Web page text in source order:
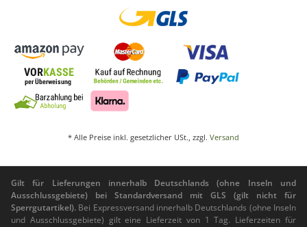
* Alle Preise inkl. gesetzlicher USt., zzgl. Versand
Gilt für Lieferungen innerhalb Deutschlands (ohne Inseln und
Ausschlussgebiete) bei Standardversand mit GLS (gilt nicht für
Sperrgutartikel). Bei Expressversand innerhalb Deutschlands (ohne Inseln
und Ausschlussgebiete) gilt eine Lieferzeit von 1 Tag. Lieferzeiten für